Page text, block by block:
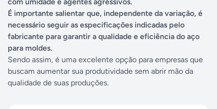
É importante salientar que, independente da variação, é
necessário seguir as especificações indicadas pelo
fabricante para garantir a qualidade e eficiência do aço
para moldes.
Sendo assim, é uma excelente opção para empresas que
buscam aumentar sua produtividade sem abrir mão da
qualidade de suas produções.